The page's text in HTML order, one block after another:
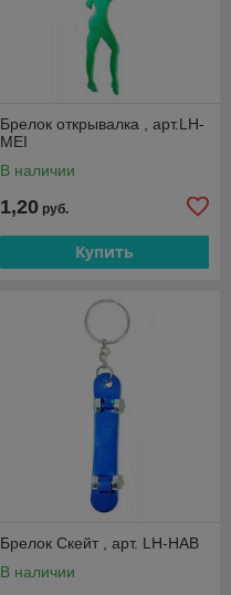
Брелок открывалка , арт.LH-
MEI
В наличии
1,20 руб.
Купить
Брелок Скейт , арт. LH-HAB
В наличии